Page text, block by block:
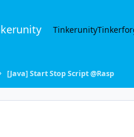
Tinkerunity
[Java] Start Stop Script @Rasp